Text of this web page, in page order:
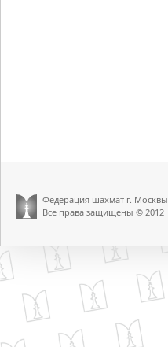
Федерация шахмат г. Москвы
Все права защищены © 2012